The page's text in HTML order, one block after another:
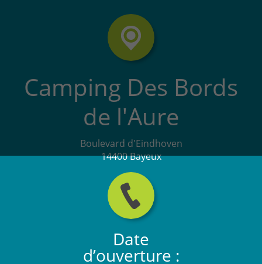
Camping Des Bords
de l'Aure
Boulevard d'Eindhoven
14400 Bayeux
Date
d’ouverture :